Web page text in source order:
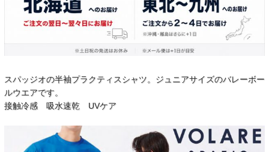
スパッジオの半袖プラクティスシャツ。ジュニアサイズのバレーボー
ルウエアです。
接触冷感 吸水速乾 UVケア